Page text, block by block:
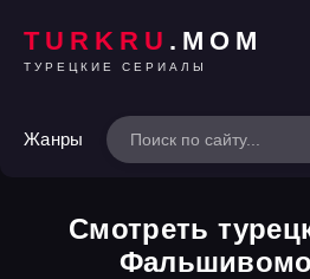
TURKRU .MOM
ТУРЕЦКИЕ СЕРИАЛЫ
Жанры
Смотреть